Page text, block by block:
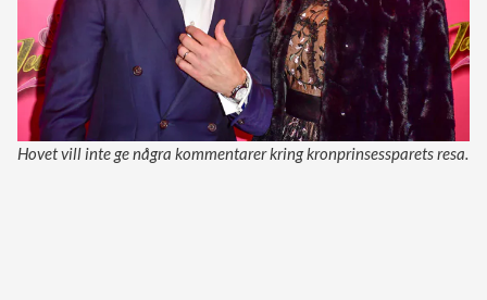
Hovet vill inte ge några kommentarer kring kronprinsessparets resa.